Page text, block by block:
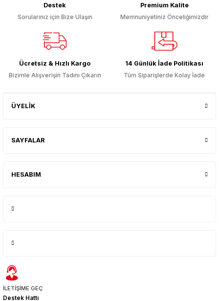
Destek
Sorularınız için Bize Ulaşın
Premium Kalite
Memnuniyetiniz Önceliğimizdir
Ücretsiz & Hızlı Kargo
Bizimle Alışverişin Tadını Çıkarın
14 Günlük İade Politikası
Tüm Siparişlerde Kolay İade
ÜYELİK
SAYFALAR
HESABIM
İLETİŞİME GEÇ
Destek Hattı